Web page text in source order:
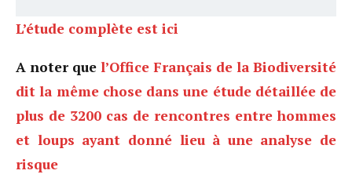
L’étude complète est ici
A noter que l’Office Français de la Biodiversité
dit la même chose dans une étude détaillée de
plus de 3200 cas de rencontres entre hommes
et loups ayant donné lieu à une analyse de
risque